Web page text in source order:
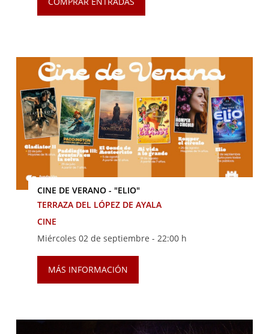
CINE DE VERANO - "ELIO"
TERRAZA DEL LÓPEZ DE AYALA
CINE
Miércoles 02 de septiembre - 22:00 h
MÁS INFORMACIÓN